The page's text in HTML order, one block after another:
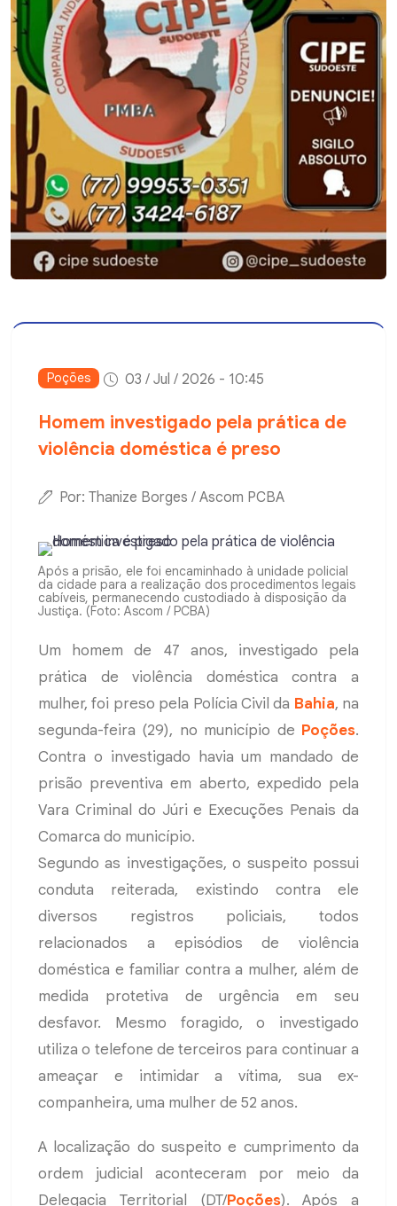
Poções 03 / Jul / 2026 - 10:45
Homem investigado pela prática de
violência doméstica é preso
Por: Thanize Borges / Ascom PCBA
Após a prisão, ele foi encaminhado à unidade policial
da cidade para a realização dos procedimentos legais
cabíveis, permanecendo custodiado à disposição da
Justiça. (Foto: Ascom / PCBA)
Um homem de 47 anos, investigado pela
prática de violência doméstica contra a
mulher, foi preso pela Polícia Civil da Bahia, na
segunda-feira (29), no município de Poções.
Contra o investigado havia um mandado de
prisão preventiva em aberto, expedido pela
Vara Criminal do Júri e Execuções Penais da
Comarca do município.
Segundo as investigações, o suspeito possui
conduta reiterada, existindo contra ele
diversos registros policiais, todos
relacionados a episódios de violência
doméstica e familiar contra a mulher, além de
medida protetiva de urgência em seu
desfavor. Mesmo foragido, o investigado
utiliza o telefone de terceiros para continuar a
ameaçar e intimidar a vítima, sua ex-
companheira, uma mulher de 52 anos.
A localização do suspeito e cumprimento da
ordem judicial aconteceram por meio da
Delegacia Territorial (DT/Poções). Após a